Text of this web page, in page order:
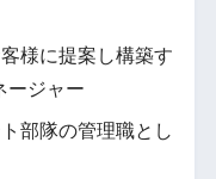
様に提案し構築す
ージャー
部隊の管理職とし